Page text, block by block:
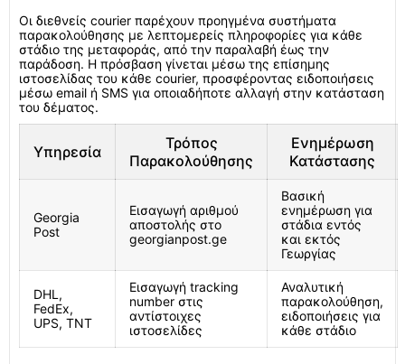
Οι διεθνείς courier παρέχουν προηγμένα συστήματα
παρακολούθησης με λεπτομερείς πληροφορίες για κάθε
στάδιο της μεταφοράς, από την παραλαβή έως την
παράδοση. Η πρόσβαση γίνεται μέσω της επίσημης
ιστοσελίδας του κάθε courier, προσφέροντας ειδοποιήσεις
μέσω email ή SMS για οποιαδήποτε αλλαγή στην κατάσταση
του δέματος.
Υπηρεσία
Τρόπος
Παρακολούθησης
Ενημέρωση
Κατάστασης
Georgia
Post
Εισαγωγή αριθμού
αποστολής στο
georgianpost.ge
Βασική
ενημέρωση για
στάδια εντός
και εκτός
Γεωργίας
DHL,
FedEx,
UPS, TNT
Εισαγωγή tracking
number στις
αντίστοιχες
ιστοσελίδες
Αναλυτική
παρακολούθηση,
ειδοποιήσεις για
κάθε στάδιο